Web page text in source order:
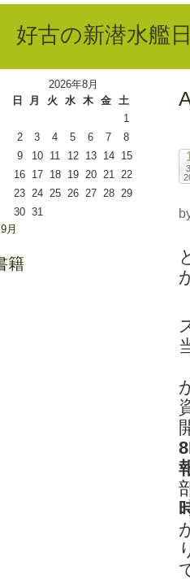
好古の新潜水艦
2026年8月
日
月 火 水 木 金
土
1
2
3 4 5 6 7
8
9
10 11 12 13 14
15
16 17 18 19 20 21 22
23 24 25 26 27 28 29
30 31
月
籍